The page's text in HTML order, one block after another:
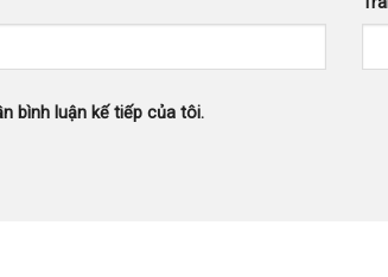
bình luận kế tiếp của tôi.